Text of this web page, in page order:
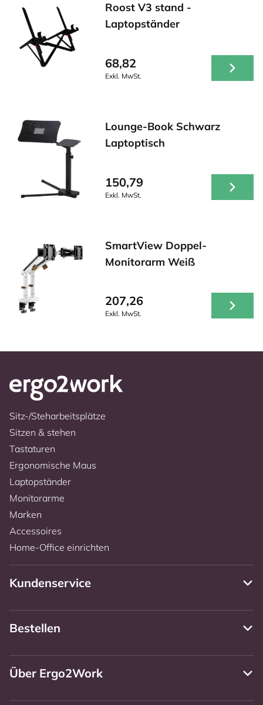
Roost V3 stand -
Laptopständer
68,82
Exkl. MwSt.
Lounge-Book Schwarz
Laptoptisch
150,79
Exkl. MwSt.
SmartView Doppel-
Monitorarm Weiß
207,26
Exkl. MwSt.
Sitz-/Steharbeitsplätze
Sitzen & stehen
Tastaturen
Ergonomische Maus
Laptopständer
Monitorarme
Marken
Accessoires
Home-Office einrichten
Kundenservice
Bestellen
Über Ergo2Work